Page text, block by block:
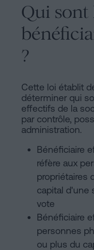
Qui sont
?
Cette loi établit
déterminer qui
effectifs de la
par contrôle,
administration.
Bénéficiaire
réfère aux
propriétaires
capital d'une
vote
Bénéficiaire
personnes
ou plus du